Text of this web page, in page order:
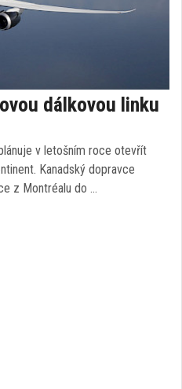
dálkovou linku
v letošním roce otevřít
Kanadský dopravce
z Montréalu do …